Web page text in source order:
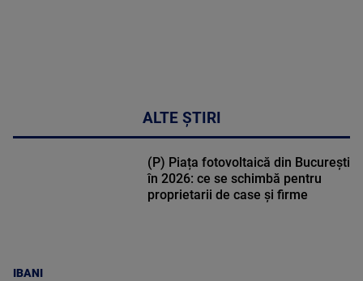
ALTE ȘTIRI
IBANI
(P) Piața fotovoltaică din București
în 2026: ce se schimbă pentru
proprietarii de case și firme